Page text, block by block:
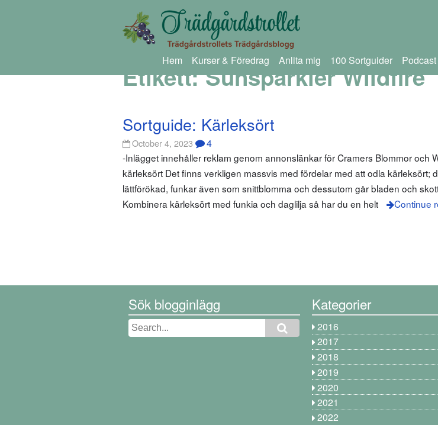
Hem Kurser & Föredrag Anlita mig 100 Sortguider Podcast
Etikett:Sunsparkler Wildfire
Sortguide: Kärleksört
October 4, 2023 4
-Inlägget innehåller reklam genom annonslänkar för Cramers Blommor och
kärleksört Det finns verkligen massvis med fördelar med att odla kärleksört;
lättförökad, funkar även som snittblomma och dessutom går bladen och
Kombinera kärleksört med funkia och daglilja så har du en helt
Continue
Sök blogginlägg Kategorier
2016
2017
2018
2019
2020
2021
2022